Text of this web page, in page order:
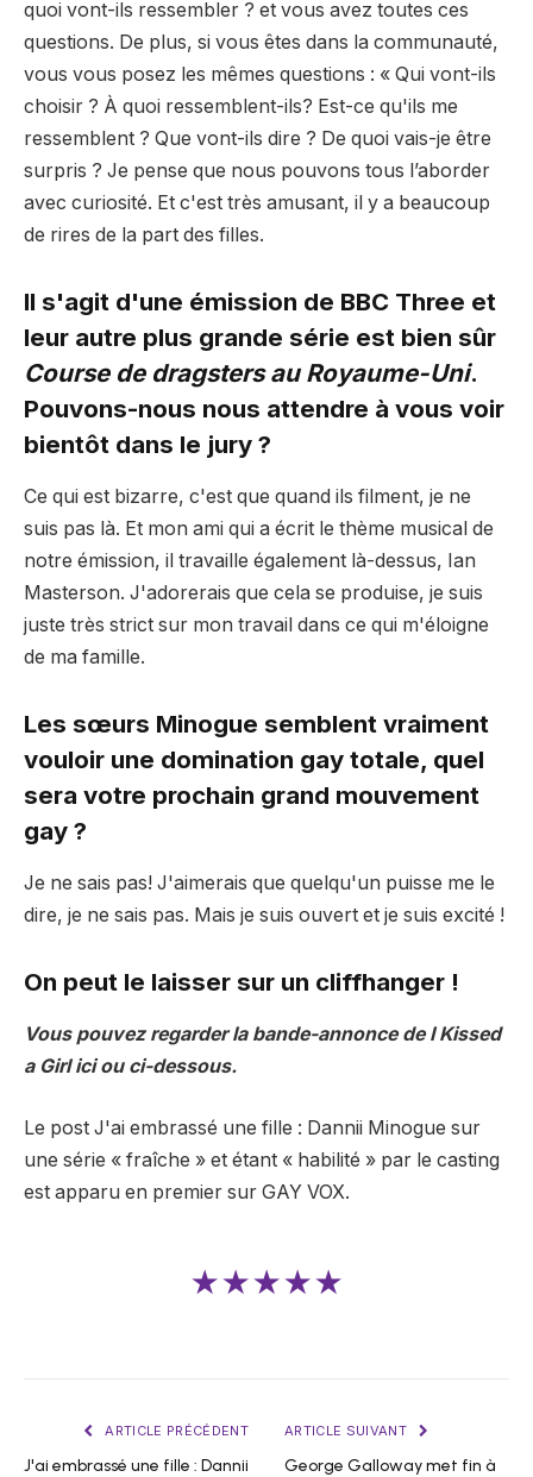
quoi vont-ils ressembler ? et vous avez toutes ces
questions. De plus, si vous êtes dans la communauté,
vous vous posez les mêmes questions : « Qui vont-ils
choisir ? À quoi ressemblent-ils? Est-ce qu'ils me
ressemblent ? Que vont-ils dire ? De quoi vais-je être
surpris ? Je pense que nous pouvons tous l’aborder
avec curiosité. Et c'est très amusant, il y a beaucoup
de rires de la part des filles.
Il s'agit d'une émission de BBC Three et
leur autre plus grande série est bien sûr
Course de dragsters au Royaume-Uni.
Pouvons-nous nous attendre à vous voir
bientôt dans le jury ?
Ce qui est bizarre, c'est que quand ils filment, je ne
suis pas là. Et mon ami qui a écrit le thème musical de
notre émission, il travaille également là-dessus, Ian
Masterson. J'adorerais que cela se produise, je suis
juste très strict sur mon travail dans ce qui m'éloigne
de ma famille.
Les sœurs Minogue semblent vraiment
vouloir une domination gay totale, quel
sera votre prochain grand mouvement
gay ?
Je ne sais pas! J'aimerais que quelqu'un puisse me le
dire, je ne sais pas. Mais je suis ouvert et je suis excité !
On peut le laisser sur un cliffhanger !
Vous pouvez regarder la bande-annonce de I Kissed
a Girl ici ou ci-dessous.
Le post J'ai embrassé une fille : Dannii Minogue sur
une série « fraîche » et étant « habilité » par le casting
est apparu en premier sur GAY VOX.
★★★★★
ARTICLE PRÉCÉDENT
J'ai embrassé une fille : Dannii
ARTICLE SUIVANT
George Galloway met fin à